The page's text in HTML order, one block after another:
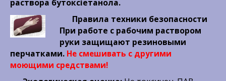
раствора бутоксіетанола.
Правила техники безопасности
При работе с рабочим раствором
руки защищают резиновыми
перчатками. Не смешивать с другими
моющими средствами!